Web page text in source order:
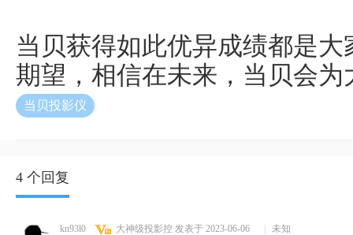
当贝获得如此优异成绩都是
期望，相信在未来，当贝会
当贝投影仪
4 个回复
kn93l0 大神级投影控 发表于 2023-06-06 未知